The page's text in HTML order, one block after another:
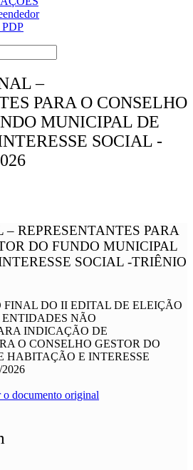
PDP
–
PARA O CONSELHO
MUNICIPAL DE
SOCIAL -
REPRESENTANTES PARA
DO FUNDO MUNICIPAL
SOCIAL -TRIÊNIO
FINAL DO II EDITAL DE ELEIÇÃO
NÃO
INDICAÇÃO DE
O CONSELHO GESTOR DO
HABITAÇÃO E INTERESSE
documento original